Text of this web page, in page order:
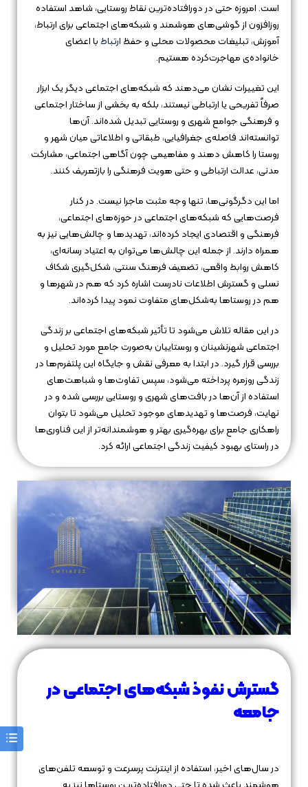
است. امروزه حتی در دورافتاده‌ترین نقاط روستایی، شاهد استفاده
روزافزون از گوشی‌های هوشمند و شبکه‌های اجتماعی برای ارتباط،
آموزش، تبلیغات محصولات محلی و حفظ ارتباطبا اعضای
خانواده‌ی مهاجرت‌کرده هستیم.
این تغییرات نشان می‌دهند که شبکه‌های اجتماعی دیگر یک ابزار
صرفاً تفریحی یا ارتباطی نیستند، بلکه به بخشی از ساختار اجتماعی
و فرهنگی جوامع شهری و روستایی تبدیل شده‌اند. آن‌ها
توانسته‌اند فاصله‌ی جغرافیایی، طبقاتی و اطلاعاتی میان شهر و
روستا را کاهش دهند و مفاهیمی چون آگاهی اجتماعی، مشارکت
مدنی، عدالت ارتباطی و حتی هویت فرهنگی را بازتعریف کنند.
اما این دگرگونی‌ها، تنها وجه مثبت ماجرا نیست. در کنار
فرصت‌هایی که شبکه‌های اجتماعی در حوزه‌های اجتماعی،
فرهنگی و اقتصادی ایجاد کرده‌اند، تهدیدها و چالش‌هایی نیز به
همراه دارند. از جمله این چالش‌ها می‌توان به اعتیاد رسانه‌ای،
کاهش روابط واقعی، تضعیف فرهنگ سنتی، شکل‌گیری شکاف
نسلی و گسترش اطلاعات نادرست اشاره کرد که هم در شهرها و
هم در روستاها به‌شکل‌های متفاوت نمود پیدا کرده‌اند.
در این مقاله تلاش می‌شود تا تأثیر شبکه‌های اجتماعی بر زندگی
اجتماعی شهرنشینان و روستاییان به‌صورت جامع مورد تحلیل و
بررسی قرار گیرد. در ابتدا به معرفی نقش و جایگاه این پلتفرم‌ها در
زندگی روزمره پرداخته می‌شود، سپس تفاوت‌ها و شباهت‌های
استفاده از آن‌ها در بافت‌های شهری و روستایی بررسی شده و در
نهایت، فرصت‌ها و تهدیدهای موجود تحلیل می‌شود تا بتوان
راهکاری جامع برای بهره‌گیری بهتر و هوشمندانه‌تر از این فناوری‌ها
در راستای بهبود کیفیت زندگی اجتماعی ارائه کرد.
گسترش نفوذ شبکه‌های اجتماعی در
جامعه
در سال‌های اخیر، استفاده از اینترنت پرسرعت و توسعه تلفن‌های